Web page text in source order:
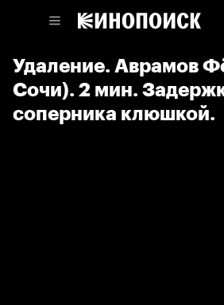
Удаление. Аврамов
Сочи). 2 мин.
соперника клюшкой.